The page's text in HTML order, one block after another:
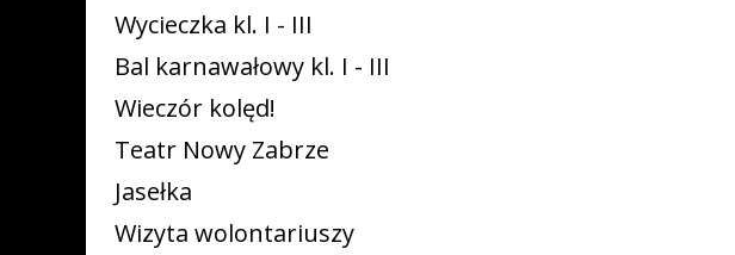
Wycieczka kl. I - III
Bal karnawałowy kl. I - III
Wieczór kolęd!
Teatr Nowy Zabrze
Jasełka
Wizyta wolontariuszy